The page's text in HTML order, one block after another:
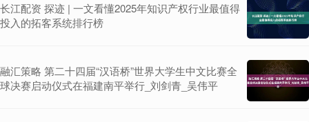
长江配资 探迹 | 一文看懂2025年知识产权行业最值得
投入的拓客系统排行榜
融汇策略 第二十四届“汉语桥”世界大学生中文比赛全
球决赛启动仪式在福建南平举行_刘剑青_吴伟平